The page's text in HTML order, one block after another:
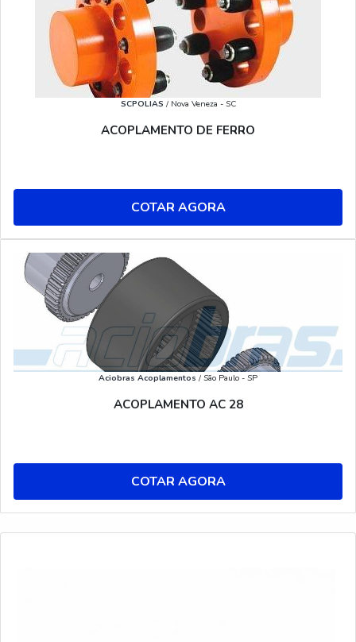
SCPOLIAS / Nova Veneza - SC
ACOPLAMENTO DE FERRO
COTAR AGORA
Aciobras Acoplamentos / São Paulo - SP
ACOPLAMENTO AC 28
COTAR AGORA